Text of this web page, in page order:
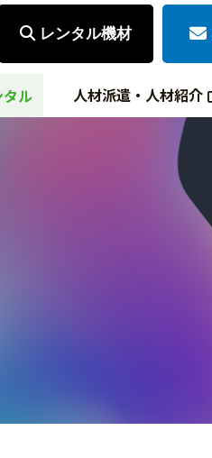
レンタル機材
ル 人材派遣・人材紹介